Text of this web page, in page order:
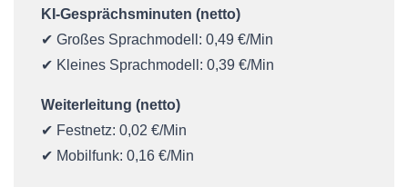
KI-Gesprächsminuten (netto)
✔ Großes Sprachmodell: 0,49 €/Min
✔ Kleines Sprachmodell: 0,39 €/Min
Weiterleitung (netto)
✔ Festnetz: 0,02 €/Min
✔ Mobilfunk: 0,16 €/Min